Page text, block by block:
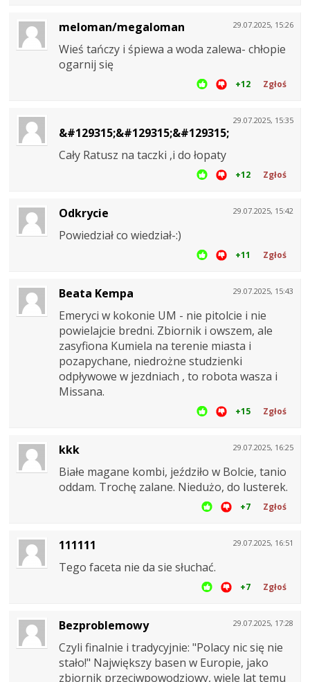
29.07.2025, 15:26
meloman/megaloman
Wieś tańczy i śpiewa a woda zalewa- chłopie
ogarnij się
+12 Zgłoś
29.07.2025, 15:35
&#129315;&#129315;&#129315;
Cały Ratusz na taczki ,i do łopaty
+12 Zgłoś
29.07.2025, 15:42
Odkrycie
Powiedział co wiedział-:)
+11 Zgłoś
29.07.2025, 15:43
Beata Kempa
Emeryci w kokonie UM - nie pitolcie i nie
powielajcie bredni. Zbiornik i owszem, ale
zasyfiona Kumiela na terenie miasta i
pozapychane, niedrożne studzienki
odpływowe w jezdniach , to robota wasza i
Missana.
+15 Zgłoś
29.07.2025, 16:25
kkk
Białe magane kombi, jeździło w Bolcie, tanio
oddam. Trochę zalane. Niedużo, do lusterek.
+7 Zgłoś
29.07.2025, 16:51
111111
Tego faceta nie da sie słuchać.
+7 Zgłoś
29.07.2025, 17:28
Bezproblemowy
Czyli finalnie i tradycyjnie: "Polacy nic się nie
stało!" Największy basen w Europie, jako
zbiornik przeciwpowodziowy, wiele lat temu